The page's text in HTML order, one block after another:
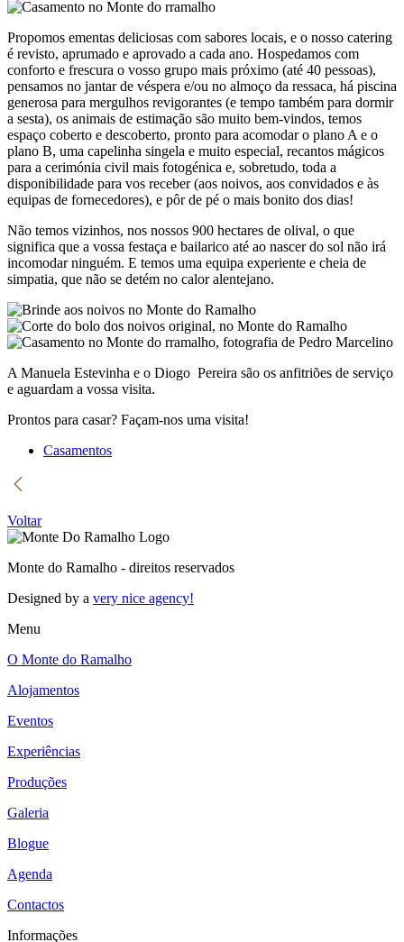
Propomos ementas deliciosas com sabores locais, e o nosso catering
é revisto, aprumado e aprovado a cada ano. Hospedamos com
conforto e frescura o vosso grupo mais próximo (até 40 pessoas),
pensamos no jantar de véspera e/ou no almoço da ressaca, há piscina
generosa para mergulhos revigorantes (e tempo também para dormir
a sesta), os animais de estimação são muito bem-vindos, temos
espaço coberto e descoberto, pronto para acomodar o plano A e o
plano B, uma capelinha singela e muito especial, recantos mágicos
para a cerimónia civil mais fotogénica e, sobretudo, toda a
disponibilidade para vos receber (aos noivos, aos convidados e às
equipas de fornecedores), e pôr de pé o mais bonito dos dias!
Não temos vizinhos, nos nossos 900 hectares de olival, o que
significa que a vossa festaça e bailarico até ao nascer do sol não irá
incomodar ninguém. E temos uma equipa experiente e cheia de
simpatia, que não se detém no calor alentejano.
A Manuela Estevinha e o Diogo Pereira são os anfitriões de serviço
e aguardam a vossa visita.
Prontos para casar? Façam-nos uma visita!
Casamentos
Voltar
Monte do Ramalho - direitos reservados
Designed by a very nice agency!
Menu
O Monte do Ramalho
Alojamentos
Eventos
Experiências
Produções
Galeria
Blogue
Agenda
Contactos
Informações